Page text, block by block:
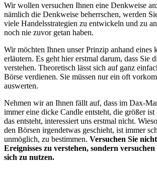
Wir wollen versuchen Ihnen eine Denkweise
nämlich die Denkweise beherrschen, werden
viele Handelsstrategien zu entwickeln und zu
noch nie zuvor getan haben.
Wir möchten Ihnen unser Prinzip anhand eines
erläutern. Es geht hier erstmal darum, dass Sie
verstehen. Theoretisch lässt sich auf ganz
Börse verdienen. Sie müssen nur ein oft
auswerten.
Nehmen wir an Ihnen fällt auf, dass im Dax-
immer eine dicke Candle entsteht, die größer ist
das entsteht, interessiert uns erstmal nicht.
den Börsen irgendetwas geschieht, ist immer
unmöglich, zu bestimmen. Versuchen Sie
Ereignisses zu verstehen, sondern
sich zu nutzen.